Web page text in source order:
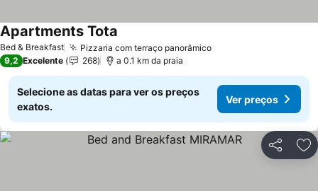
Bed & Breakfast Pizzaria com terraço panorâmico
Apartments Tota
9,2 Excelente 268 a 0.1 km da praia
Selecione as datas para ver os preços
exatos.
Ver preços
Partilhar